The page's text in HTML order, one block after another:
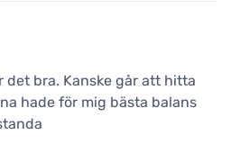
det bra. Kanske går att hitta
hade för mig bästa balans